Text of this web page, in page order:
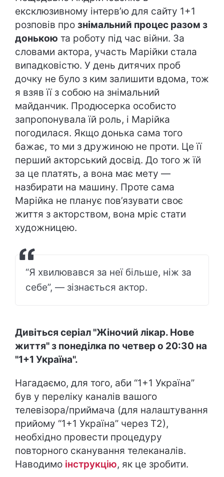
ексклюзивному інтерв’ю для сайту 1+1
розповів про знімальний процес разом з
донькою та роботу під час війни. За
словами актора, участь Марійки стала
випадковістю. У день дитячих проб
дочку не було з ким залишити вдома, тож
я взяв її з собою на знімальний
майданчик. Продюсерка особисто
запропонувала їй роль, і Марійка
погодилася. Якщо донька сама того
бажає, то ми з дружиною не проти. Це її
перший акторський досвід. До того ж їй
за це платять, а вона має мету —
назбирати на машину. Проте сама
Марійка не планує пов’язувати своє
життя з акторством, вона мріє стати
художницею.
“Я хвилювався за неї більше, ніж за
себе”, — зізнається актор.
Дивіться серіал "Жіночий лікар. Нове
життя" з понеділка по четвер о 20:30 на
"1+1 Україна".
Нагадаємо, для того, аби “1+1 Україна”
був у переліку каналів вашого
телевізора/приймача (для налаштування
прийому “1+1 Україна” через Т2),
необхідно провести процедуру
повторного сканування телеканалів.
Наводимо інструкцію, як це зробити.